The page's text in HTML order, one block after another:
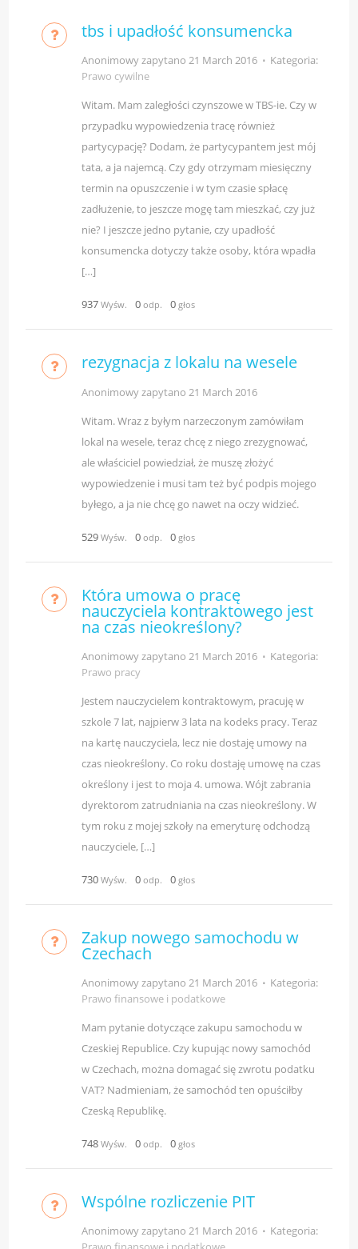
tbs i upadłość konsumencka
Anonimowy zapytano 21 March 2016 ⋅ Kategoria:
Prawo cywilne
Witam. Mam zaległości czynszowe w TBS-ie. Czy w
przypadku wypowiedzenia tracę również
partycypację? Dodam, że partycypantem jest mój
tata, a ja najemcą. Czy gdy otrzymam miesięczny
termin na opuszczenie i w tym czasie spłacę
zadłużenie, to jeszcze mogę tam mieszkać, czy już
nie? I jeszcze jedno pytanie, czy upadłość
konsumencka dotyczy także osoby, która wpadła
[…]
937Wyśw. 0odp. 0głos
rezygnacja z lokalu na wesele
Anonimowy zapytano 21 March 2016
Witam. Wraz z byłym narzeczonym zamówiłam
lokal na wesele, teraz chcę z niego zrezygnować,
ale właściciel powiedział, że muszę złożyć
wypowiedzenie i musi tam też być podpis mojego
byłego, a ja nie chcę go nawet na oczy widzieć.
529Wyśw. 0odp. 0głos
Która umowa o pracę
nauczyciela kontraktowego jest
na czas nieokreślony?
Anonimowy zapytano 21 March 2016 ⋅ Kategoria:
Prawo pracy
Jestem nauczycielem kontraktowym, pracuję w
szkole 7 lat, najpierw 3 lata na kodeks pracy. Teraz
na kartę nauczyciela, lecz nie dostaję umowy na
czas nieokreślony. Co roku dostaję umowę na czas
określony i jest to moja 4. umowa. Wójt zabrania
dyrektorom zatrudniania na czas nieokreślony. W
tym roku z mojej szkoły na emeryturę odchodzą
nauczyciele, […]
730Wyśw. 0odp. 0głos
Zakup nowego samochodu w
Czechach
Anonimowy zapytano 21 March 2016 ⋅ Kategoria:
Prawo finansowe i podatkowe
Mam pytanie dotyczące zakupu samochodu w
Czeskiej Republice. Czy kupując nowy samochód
w Czechach, można domagać się zwrotu podatku
VAT? Nadmieniam, że samochód ten opuściłby
Czeską Republikę.
748Wyśw. 0odp. 0głos
Wspólne rozliczenie PIT
Anonimowy zapytano 21 March 2016 ⋅ Kategoria: